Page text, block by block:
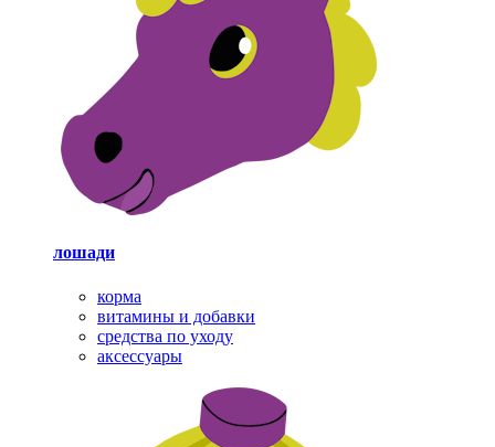
лошади
корма
витамины и добавки
средства по уходу
аксессуары